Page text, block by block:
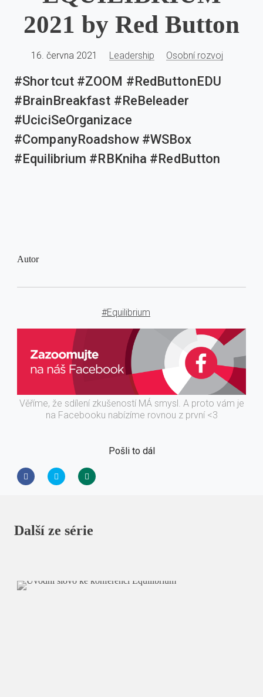
2021 by Red Button
16. června 2021 Leadership Osobní rozvoj
#Shortcut #ZOOM #RedButtonEDU
#BrainBreakfast #ReBeleader
#UciciSeOrganizace
#CompanyRoadshow #WSBox
#Equilibrium #RBKniha #RedButton
Autor
#Equilibrium
Věříme, že sdílení zkušeností MÁ smysl. A proto vám je
na Facebooku nabízíme rovnou z první <3
Pošli to dál
Další ze série